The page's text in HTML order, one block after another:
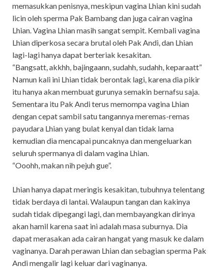
memasukkan penisnya, meskipun vagina Lhian kini sudah
licin oleh sperma Pak Bambang dan juga cairan vagina
Lhian. Vagina Lhian masih sangat sempit. Kembali vagina
Lhian diperkosa secara brutal oleh Pak Andi, dan Lhian
lagi-lagi hanya dapat berteriak kesakitan.
“Bangsatt, akkhh, bajingaann, sudahh, sudahh, keparaatt”
Namun kali ini Lhian tidak berontak lagi, karena dia pikir
itu hanya akan membuat gurunya semakin bernafsu saja.
Sementara itu Pak Andi terus memompa vagina Lhian
dengan cepat sambil satu tangannya meremas-remas
payudara Lhian yang bulat kenyal dan tidak lama
kemudian dia mencapai puncaknya dan mengeluarkan
seluruh spermanya di dalam vagina Lhian.
“Ooohh, makan nih pejuh gue”.
Lhian hanya dapat meringis kesakitan, tubuhnya telentang
tidak berdaya di lantai. Walaupun tangan dan kakinya
sudah tidak dipegangi lagi, dan membayangkan dirinya
akan hamil karena saat ini adalah masa suburnya. Dia
dapat merasakan ada cairan hangat yang masuk ke dalam
vaginanya. Darah perawan Lhian dan sebagian sperma Pak
Andi mengalir lagi keluar dari vaginanya.